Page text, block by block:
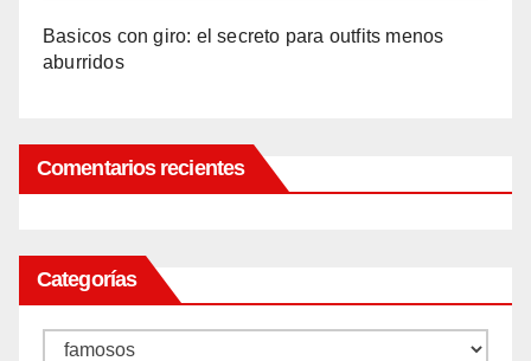
Basicos con giro: el secreto para outfits menos
aburridos
Comentarios recientes
Categorías
Categorías